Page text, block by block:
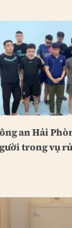
an Hải
trong vụ